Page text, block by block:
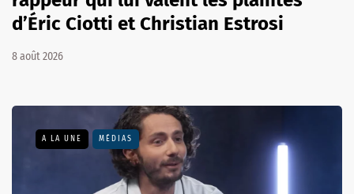
d’Éric Ciotti et Christian Estrosi
8 août 2026
A LA UNE MÉDIAS